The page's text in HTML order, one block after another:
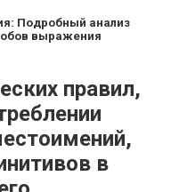
Подробный анализ
выражения
правил,
в